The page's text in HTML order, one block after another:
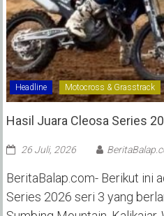
Headline Motocross & Grasstrack
Hasil Juara Cleosa Series
26 Juli, 2026
BeritaBalap.com- Berikut ini
Series 2026 seri 3 yang